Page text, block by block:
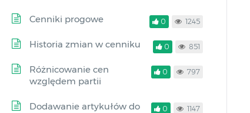
Cenniki progowe 0 1245
Historia zmian w cenniku 0 851
Różnicowanie cen
względem partii
0 797
Dodawanie artykułów do
0 1147